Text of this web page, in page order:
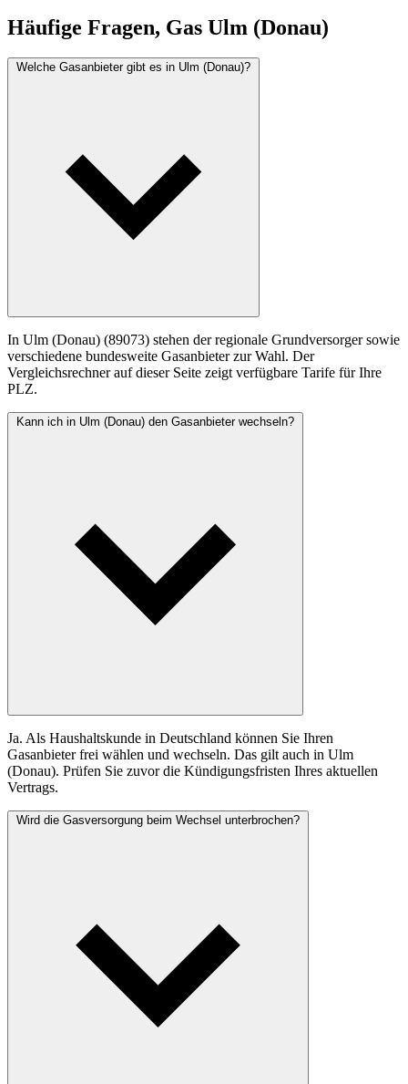
Häufige Fragen, Gas Ulm (Donau)
Welche Gasanbieter gibt es in Ulm (Donau)?
In Ulm (Donau) (89073) stehen der regionale Grundversorger sowie
verschiedene bundesweite Gasanbieter zur Wahl. Der
Vergleichsrechner auf dieser Seite zeigt verfügbare Tarife für Ihre
PLZ.
Kann ich in Ulm (Donau) den Gasanbieter wechseln?
Ja. Als Haushaltskunde in Deutschland können Sie Ihren
Gasanbieter frei wählen und wechseln. Das gilt auch in Ulm
(Donau). Prüfen Sie zuvor die Kündigungsfristen Ihres aktuellen
Vertrags.
Wird die Gasversorgung beim Wechsel unterbrochen?